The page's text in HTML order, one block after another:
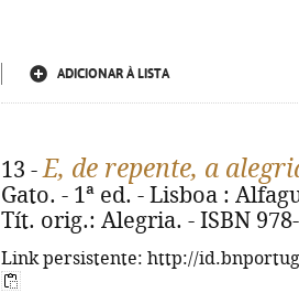
ADICIONAR À LISTA
13 -E, de repente, a
Gato. - 1ª ed. - Lisboa :
Tít. orig.: Alegria. - ISBN
Link persistente: http://